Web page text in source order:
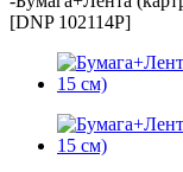
[DNP 102114P]